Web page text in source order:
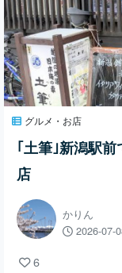
グルメ・お店
｢土筆｣新潟駅
店
かりん
2026-07-
6